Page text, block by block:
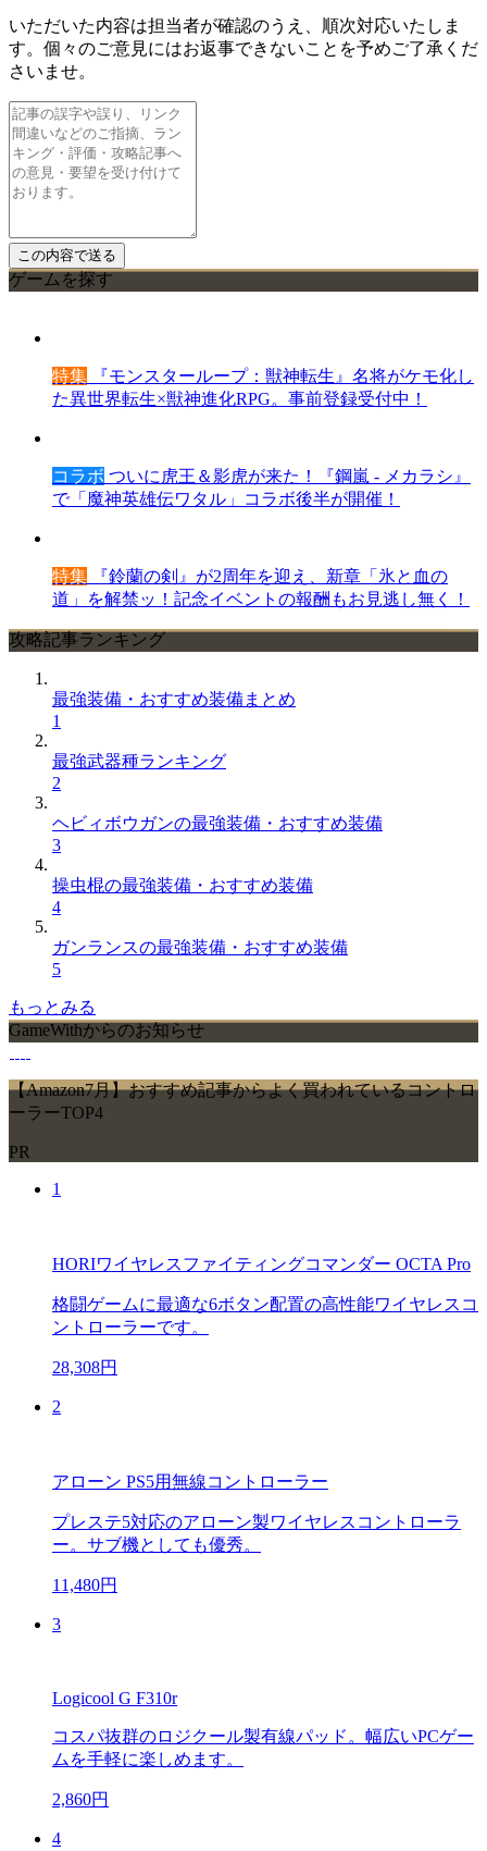
いただいた内容は担当者が確認のうえ、順次対応いたしま
す。個々のご意見にはお返事できないことを予めご了承くだ
さいませ。
ゲームを探す
特集 『モンスターループ：獣神転生』名将がケモ化し
た異世界転生×獣神進化RPG。事前登録受付中！
コラボ ついに虎王＆影虎が来た！『鋼嵐 - メカラシ』
で「魔神英雄伝ワタル」コラボ後半が開催！
特集 『鈴蘭の剣』が2周年を迎え、新章「氷と血の
道」を解禁ッ！記念イベントの報酬もお見逃し無く！
攻略記事ランキング
最強装備・おすすめ装備まとめ
1
最強武器種ランキング
2
ヘビィボウガンの最強装備・おすすめ装備
3
操虫棍の最強装備・おすすめ装備
4
ガンランスの最強装備・おすすめ装備
5
もっとみる
GameWithからのお知らせ
【Amazon7月】おすすめ記事からよく買われているコントロ
ーラーTOP4
PR
1
HORIワイヤレスファイティングコマンダー OCTA Pro
格闘ゲームに最適な6ボタン配置の高性能ワイヤレスコ
ントローラーです。
28,308円
2
アローン PS5用無線コントローラー
プレステ5対応のアローン製ワイヤレスコントローラ
ー。サブ機としても優秀。
11,480円
3
Logicool G F310r
コスパ抜群のロジクール製有線パッド。幅広いPCゲー
ムを手軽に楽しめます。
2,860円
4